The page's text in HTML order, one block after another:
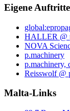
Eigene Auftritte
HALLER @
NOVA
p.machinery
p.machinery,
Reisswolf @
Malta-Links